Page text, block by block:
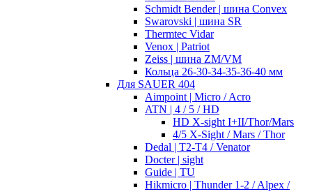
Schmidt Bender | шина Convex
Swarovski | шина SR
Thermtec Vidar
Venox | Patriot
Zeiss | шина ZM/VM
Кольца 26-30-34-35-36-40 мм
Для SAUER 404
Aimpoint | Micro / Acro
ATN | 4 / 5 / HD
HD X-sight I+II/Thor/Mars
4/5 X-Sight / Mars / Thor
Dedal | T2-T4 / Venator
Docter | sight
Guide | TU
Hikmicro | Thunder 1-2 / Alpex /